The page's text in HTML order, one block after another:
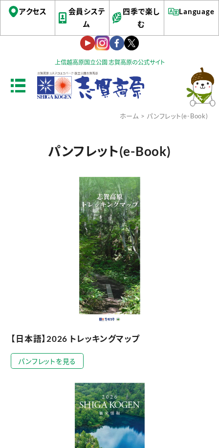
上信越高原国立公園 志賀高原の公式サイト
アクセス
会員システ
ム
四季で楽し
む
Language
ホーム > パンフレット(e-Book)
パンフレット(e-Book)
【日本語】2026 トレッキングマップ
パンフレットを見る